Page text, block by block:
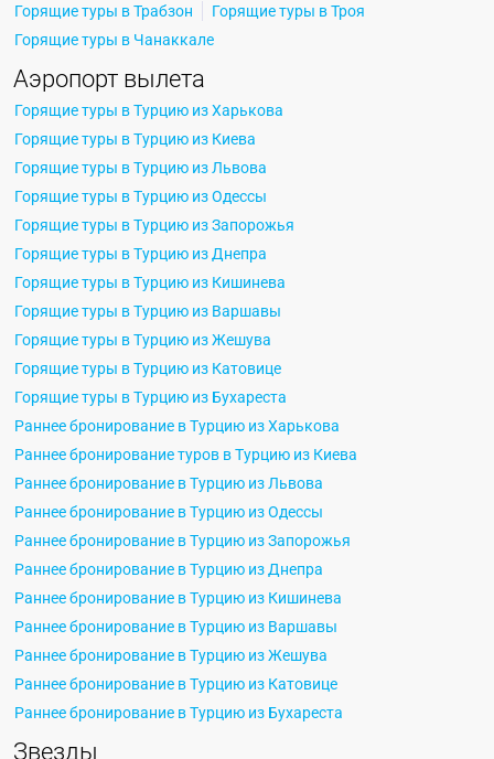
Горящие туры в Трабзон
Горящие туры в Троя
Горящие туры в Чанаккале
Аэропорт вылета
Горящие туры в Турцию из Харькова
Горящие туры в Турцию из Киева
Горящие туры в Турцию из Львова
Горящие туры в Турцию из Одессы
Горящие туры в Турцию из Запорожья
Горящие туры в Турцию из Днепра
Горящие туры в Турцию из Кишинева
Горящие туры в Турцию из Варшавы
Горящие туры в Турцию из Жешува
Горящие туры в Турцию из Катовице
Горящие туры в Турцию из Бухареста
Раннее бронирование в Турцию из Харькова
Раннее бронирование туров в Турцию из Киева
Раннее бронирование в Турцию из Львова
Раннее бронирование в Турцию из Одессы
Раннее бронирование в Турцию из Запорожья
Раннее бронирование в Турцию из Днепра
Раннее бронирование в Турцию из Кишинева
Раннее бронирование в Турцию из Варшавы
Раннее бронирование в Турцию из Жешува
Раннее бронирование в Турцию из Катовице
Раннее бронирование в Турцию из Бухареста
Звезды